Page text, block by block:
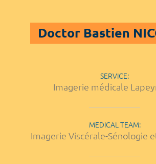
Doctor Bastien
SERVICE:
Imagerie médicale
MEDICAL TEAM:
Imagerie Viscérale-Sénologie